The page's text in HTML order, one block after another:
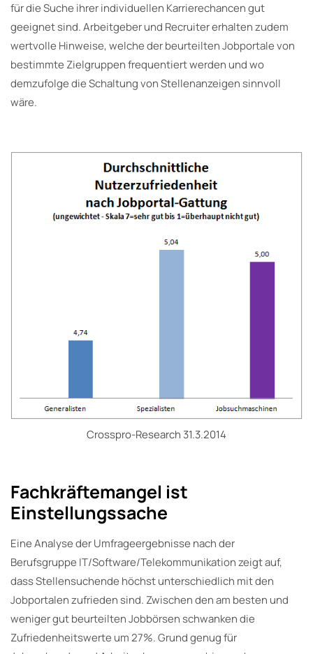
für die Suche ihrer individuellen Karrierechancen gut
geeignet sind. Arbeitgeber und Recruiter erhalten zudem
wertvolle Hinweise, welche der beurteilten Jobportale von
bestimmte Zielgruppen frequentiert werden und wo
demzufolge die Schaltung von Stellenanzeigen sinnvoll
wäre.
Crosspro-Research 31.3.2014
Fachkräftemangel ist
Einstellungssache
Eine Analyse der Umfrageergebnisse nach der
Berufsgruppe IT/Software/Telekommunikation zeigt auf,
dass Stellensuchende höchst unterschiedlich mit den
Jobportalen zufrieden sind. Zwischen den am besten und
weniger gut beurteilten Jobbörsen schwanken die
Zufriedenheitswerte um 27%. Grund genug für